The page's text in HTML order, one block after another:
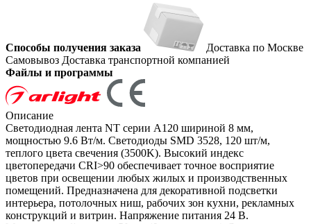
Способы получения заказа
Доставка по Москве
Самовывоз Доставка транспортной компанией
Файлы и программы
Описание
Светодиодная лента NT серии A120 шириной 8 мм,
мощностью 9.6 Вт/м. Светодиоды SMD 3528, 120 шт/м,
теплого цвета свечения (3500K). Высокий индекс
цветопередачи CRI>90 обеспечивает точное восприятие
цветов при освещении любых жилых и производственных
помещений. Предназначена для декоративной подсветки
интерьера, потолочных ниш, рабочих зон кухни, рекламных
конструкций и витрин. Напряжение питания 24 В.